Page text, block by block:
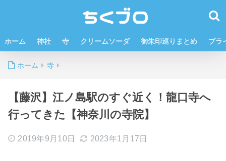
ホーム 神社 寺 クリームソーダ 御朱印巡りまとめ プラ
ホーム 寺
【藤沢】江ノ島駅のすぐ近く！龍口寺へ
行ってきた【神奈川の寺院】
2019年9月10日 2023年1月17日